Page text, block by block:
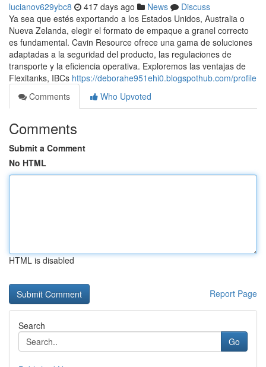
lucianov629ybc8 417 days ago News
Discuss
Ya sea que estés exportando a los Estados Unidos, Australia o
Nueva Zelanda, elegir el formato de empaque a granel correcto
es fundamental. Cavin Resource ofrece una gama de soluciones
adaptadas a la seguridad del producto, las regulaciones de
transporte y la eficiencia operativa. Exploremos las ventajas de
Flexitanks, IBCs https://deborahe951ehi0.blogspothub.com/profile
Comments
Who Upvoted
Comments
Submit a Comment
No HTML
HTML is disabled
Report Page
Search
Go